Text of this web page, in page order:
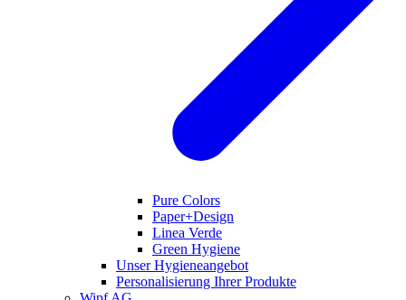
Pure Colors
Paper+Design
Linea Verde
Green Hygiene
Unser Hygieneangebot
Personalisierung Ihrer Produkte